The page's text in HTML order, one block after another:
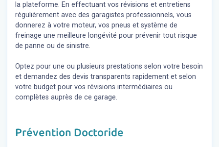
la plateforme. En effectuant vos révisions et entretiens
régulièrement avec des garagistes professionnels, vous
donnerez à votre moteur, vos pneus et système de
freinage une meilleure longévité pour prévenir tout risque
de panne ou de sinistre.
Optez pour une ou plusieurs prestations selon votre besoin
et demandez des devis transparents rapidement et selon
votre budget pour vos révisions intermédiaires ou
complètes auprès de ce garage.
Prévention Doctoride